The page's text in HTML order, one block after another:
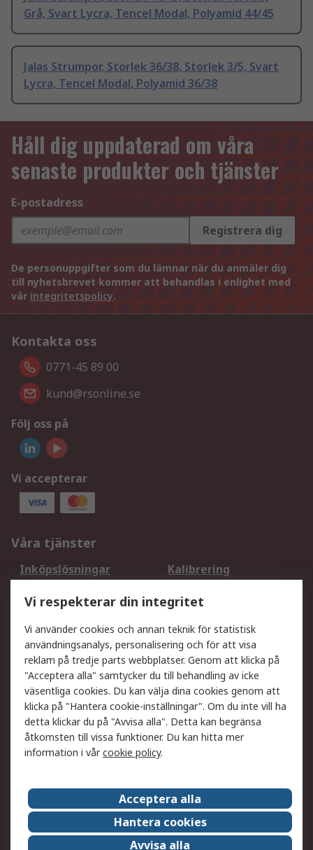
Grå, Svart Lycra, Tencel Modal, Polyamid 44/45
Jalas Strumpor, Storlek 36/38, Storlek 3/5, Svart
Lycra, Tencel Modal, Polyamid 36/38
Håll dig uppdaterad om våra
senaste produkter och tjänster
E-postadress
Registrera dig
De personuppgifter som du lämnar när du anmäler dig
till nyhetsbrevet kommer att behandlas i enlighet med
vår integritetspolicy.
Kontakta oss
0771-45 89 00
kund@rsonline.se
Följ oss på
Vi accepterar
Våra tjänster
Inköpslösningar
Kalibrering
DesignSpark
Teknisk Support
Ditt lokala säljteam
Exportlösningar
Support
Få hjälp
Retur av varor
Leverans
Spåra din order
Begär en fakturakopi
Fördelar med RS-konto
Betalningsalternativ
Om RS
Försäljningsvillkor
Det juridiska
Press Centre
Vi respekterar din integritet
Vi använder cookies och annan teknik för statistisk
användningsanalys, personalisering och för att visa
reklam på tredje parts webbplatser. Genom att klicka på
"Acceptera alla" samtycker du till behandling av icke
väsentliga cookies. Du kan välja dina cookies genom att
klicka på "Hantera cookie-inställningar". Om du inte vill ha
detta klickar du på "Avvisa alla". Detta kan begränsa
åtkomsten till vissa funktioner. Du kan hitta mer
information i vårcookie policy.
Acceptera alla
Hantera cookies
Avvisa alla